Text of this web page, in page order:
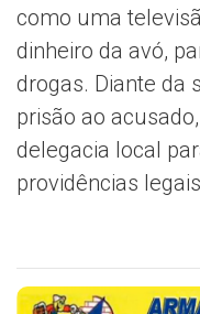
como uma
dinheiro da avó,
drogas. Diante da
prisão ao
delegacia local
providências